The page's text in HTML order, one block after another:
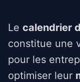
Le calendrier
constitue une
pour les
optimiser leur